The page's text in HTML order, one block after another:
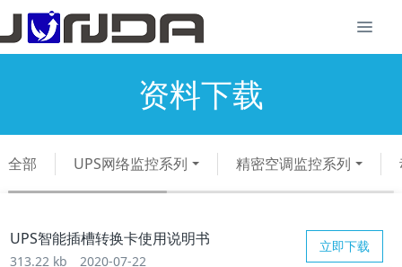
资料下载
全部 UPS网络监控系列 精密空调监控系列
立即下载
UPS智能插槽转换卡使用说明书
313.22 kb 2020-07-22